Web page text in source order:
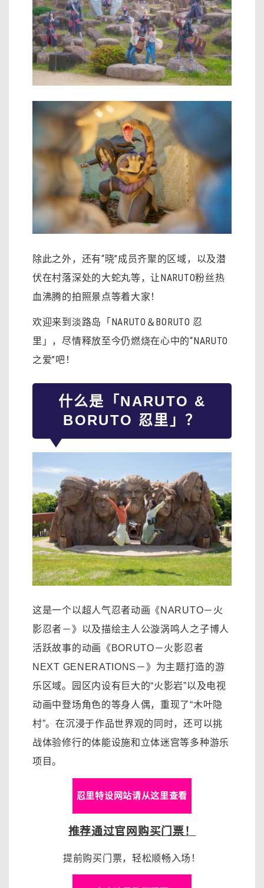
除此之外，还有“晓”成员齐聚的区域，以及潜
伏在村落深处的大蛇丸等，让NARUTO粉丝热
血沸腾的拍照景点等着大家！
欢迎来到淡路岛「NARUTO＆BORUTO 忍
里」，尽情释放至今仍燃烧在心中的“NARUTO
之爱”吧！
什么是「NARUTO &
BORUTO 忍里」？
这是一个以超人气忍者动画《NARUTO－火
影忍者－》以及描绘主人公漩涡鸣人之子博人
活跃故事的动画《BORUTO－火影忍者
NEXT GENERATIONS－》为主题打造的游
乐区域。园区内设有巨大的“火影岩”以及电视
动画中登场角色的等身人偶，重现了“木叶隐
村”。在沉浸于作品世界观的同时，还可以挑
战体验修行的体能设施和立体迷宫等多种游乐
项目。
忍里特设网站请从这里查看
推荐通过官网购买门票！
提前购买门票，轻松顺畅入场！